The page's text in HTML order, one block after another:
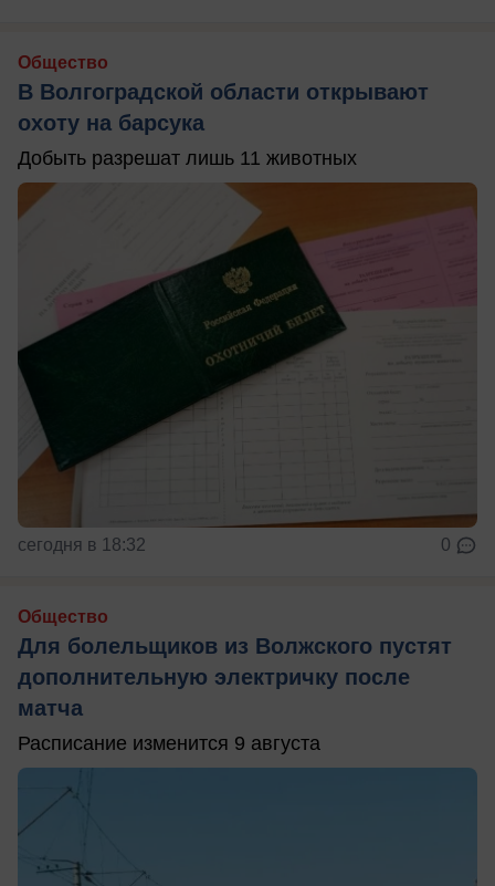
Общество
В Волгоградской области открывают
охоту на барсука
Добыть разрешат лишь 11 животных
сегодня в 18:32 0
Общество
Для болельщиков из Волжского пустят
дополнительную электричку после
матча
Расписание изменится 9 августа